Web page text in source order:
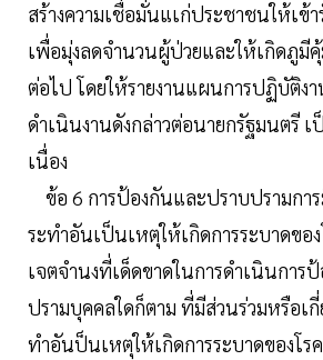
สร้างความเชื่อมั่นแเก่ประชาชนให้เข้
เพื่อมุ่งลดจำนวนผู้ป่วยและให้เกิดภูมี
ต่อไป โดยให้รายงานแผนการปฏิบัติง
ดำเนินงานดังกล่าวต่อนายกรัฐมนตรี เ
เนื่อง
ข้อ 6 การป้องกันและปราบปรามกา
ระทำอันเป็นเหตุให้เกิดการระบาดขอ
เจตจำนงที่เด็ดขาดในการดำเนินการ
ปรามบุคคลใดก็ตาม ที่มีส่วนร่วมหรือเกี่
ทำอันป็นเหตุให้เกิดการระบาดของโร